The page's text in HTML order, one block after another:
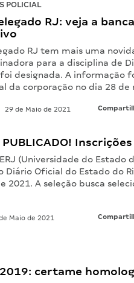
POLICIAL
RJ: veja a
RJ tem mais uma
para a disciplina de
designada. A informação
da corporação no dia 28 de
29 de Maio de 2021
PUBLICADO!
(Universidade do Estado
Diário Oficial do Estado do
2021. A seleção busca
Maio de 2021
certame